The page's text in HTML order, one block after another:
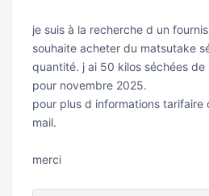
je suis à la recherche d un
souhaite acheter du matsutake
quantité. j ai 50 kilos séchées
pour novembre 2025.
pour plus d informations tarifaire
mail.
merci